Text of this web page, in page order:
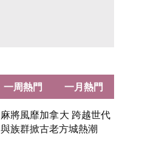
麻將風靡加拿大 跨越世代
與族群掀古老方城熱潮
一周熱門 一月熱門